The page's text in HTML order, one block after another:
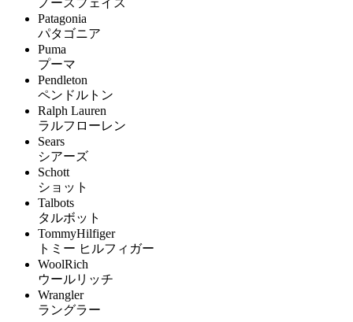
ノースフェイス
Patagonia
パタゴニア
Puma
プーマ
Pendleton
ペンドルトン
Ralph Lauren
ラルフローレン
Sears
シアーズ
Schott
ショット
Talbots
タルボット
TommyHilfiger
トミー ヒルフィガー
WoolRich
ウールリッチ
Wrangler
ラングラー